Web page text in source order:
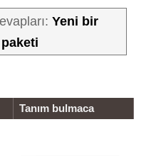
Yeni bir
Tanım bulmaca